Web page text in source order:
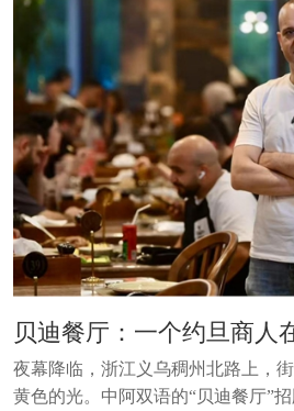
贝迪餐厅：一个约旦商人
夜幕降临，浙江义乌稠州北路上，
黄色的光。中阿双语的“贝迪餐厅”